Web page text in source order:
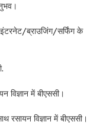
ब्राउजिंग/सर्फिंग के
विज्ञान में बीएससी।
रसायन विज्ञान में बीएससी।